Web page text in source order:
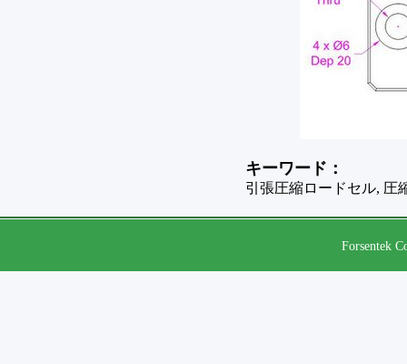
キーワード：
引張圧縮ロードセル, 圧
Forsentek